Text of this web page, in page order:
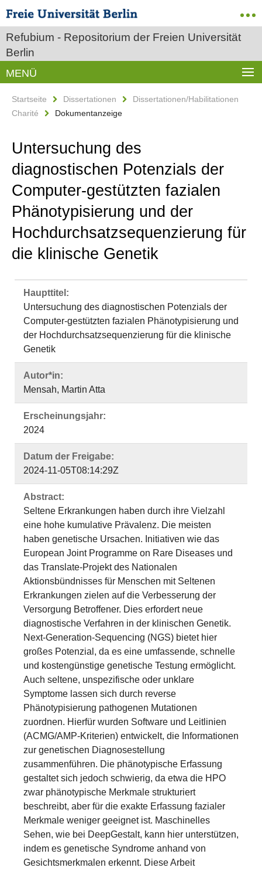
Refubium - Repositorium der Freien Universität
Berlin
MENÜ
Startseite Dissertationen
Dissertationen/Habilitationen
Charité
Dokumentanzeige
Untersuchung des
diagnostischen Potenzials der
Computer-gestützten fazialen
Phänotypisierung und der
Hochdurchsatzsequenzierung für
die klinische Genetik
Haupttitel:
Untersuchung des diagnostischen Potenzials der
Computer-gestützten fazialen Phänotypisierung und
der Hochdurchsatzsequenzierung für die klinische
Genetik
Autor*in:
Mensah, Martin Atta
Erscheinungsjahr:
2024
Datum der Freigabe:
2024-11-05T08:14:29Z
Abstract:
Seltene Erkrankungen haben durch ihre Vielzahl
eine hohe kumulative Prävalenz. Die meisten
haben genetische Ursachen. Initiativen wie das
European Joint Programme on Rare Diseases und
das Translate-Projekt des Nationalen
Aktionsbündnisses für Menschen mit Seltenen
Erkrankungen zielen auf die Verbesserung der
Versorgung Betroffener. Dies erfordert neue
diagnostische Verfahren in der klinischen Genetik.
Next-Generation-Sequencing (NGS) bietet hier
großes Potenzial, da es eine umfassende, schnelle
und kostengünstige genetische Testung ermöglicht.
Auch seltene, unspezifische oder unklare
Symptome lassen sich durch reverse
Phänotypisierung pathogenen Mutationen
zuordnen. Hierfür wurden Software und Leitlinien
(ACMG/AMP-Kriterien) entwickelt, die Informationen
zur genetischen Diagnosestellung
zusammenführen. Die phänotypische Erfassung
gestaltet sich jedoch schwierig, da etwa die HPO
zwar phänotypische Merkmale strukturiert
beschreibt, aber für die exakte Erfassung fazialer
Merkmale weniger geeignet ist. Maschinelles
Sehen, wie bei DeepGestalt, kann hier unterstützen,
indem es genetische Syndrome anhand von
Gesichtsmerkmalen erkennt. Diese Arbeit